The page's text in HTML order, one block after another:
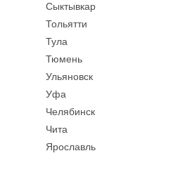
Сыктывкар
Тольятти
Тула
Тюмень
Ульяновск
Уфа
Челябинск
Чита
Ярославль